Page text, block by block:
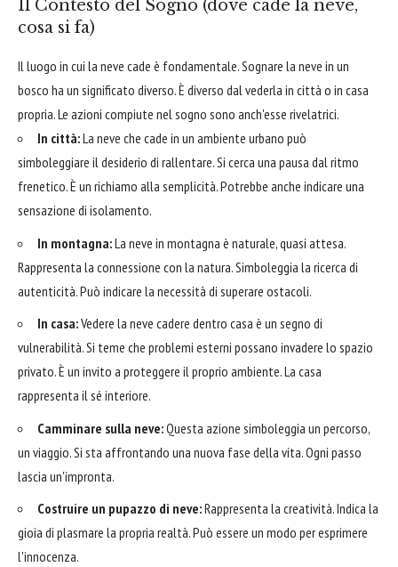
Il Contesto del Sogno (dove cade la neve,
cosa si fa)
Il luogo in cui la neve cade è fondamentale. Sognare la neve in un
bosco ha un significato diverso. È diverso dal vederla in città o in casa
propria. Le azioni compiute nel sogno sono anch'esse rivelatrici.
In città:La neve che cade in un ambiente urbano può
simboleggiare il desiderio di rallentare. Si cerca una pausa dal ritmo
frenetico. È un richiamo alla semplicità. Potrebbe anche indicare una
sensazione di isolamento.
In montagna:La neve in montagna è naturale, quasi attesa.
Rappresenta la connessione con la natura. Simboleggia la ricerca di
autenticità. Può indicare la necessità di superare ostacoli.
In casa:Vedere la neve cadere dentro casa è un segno di
vulnerabilità. Si teme che problemi esterni possano invadere lo spazio
privato. È un invito a proteggere il proprio ambiente. La casa
rappresenta il sé interiore.
Camminare sulla neve:Questa azione simboleggia un percorso,
un viaggio. Si sta affrontando una nuova fase della vita. Ogni passo
lascia un'impronta.
Costruire un pupazzo di neve:Rappresenta la creatività. Indica la
gioia di plasmare la propria realtà. Può essere un modo per esprimere
l'innocenza.